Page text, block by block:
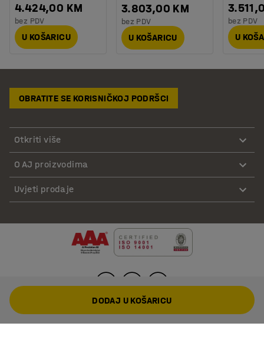
4.424,00 KM
bez PDV
U KOŠARICU
3.803,00 KM
bez PDV
U KOŠARICU
bez PDV
U
OBRATITE SE KORISNIČKOJ PODRŠCI
Otkriti više
O AJ proizvodima
Uvjeti prodaje
DODAJ U KOŠARICU